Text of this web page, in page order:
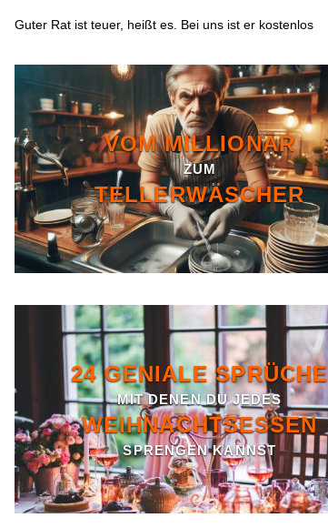
Guter Rat ist teuer, heißt es. Bei uns ist er kostenlos
VOM MILLIONÄR
ZUM
TELLERWÄSCHER
24 GENIALE SPRÜCHE
MIT DENEN DU JEDES
WEIHNACHTSESSEN
SPRENGEN KANNST